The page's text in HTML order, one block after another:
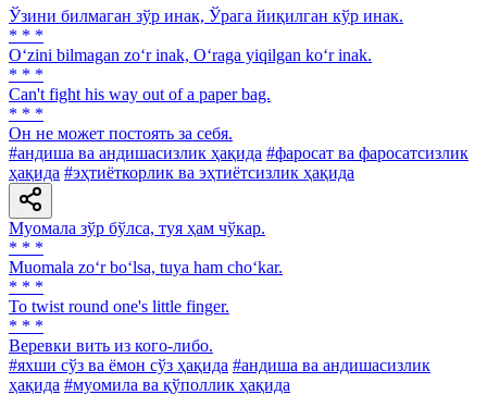
Ўзини билмаган зўр инак, Ўрага йиқилган кўр инак.
* * *
O‘zini bilmagan zo‘r inak, O‘raga yiqilgan ko‘r inak.
* * *
Can't fight his way out of a paper bag.
* * *
Он не может постоять за себя.
#андиша ва андишасизлик ҳақида #фаросат ва фаросатсизлик
ҳақида #эҳтиёткорлик ва эҳтиётсизлик ҳақида
Муомала зўр бўлса, туя ҳам чўкар.
* * *
Muomala zo‘r bo‘lsa, tuya ham cho‘kar.
* * *
To twist round one's little finger.
* * *
Веревки вить из кого-либо.
#яхши сўз ва ёмон сўз ҳақида #андиша ва андишасизлик
ҳақида #муомила ва қўполлик ҳақида